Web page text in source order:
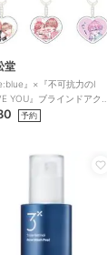
堂
』×『不可抗力のI
YOU』ブラインドアク
ーホルダー（全6種）
予約